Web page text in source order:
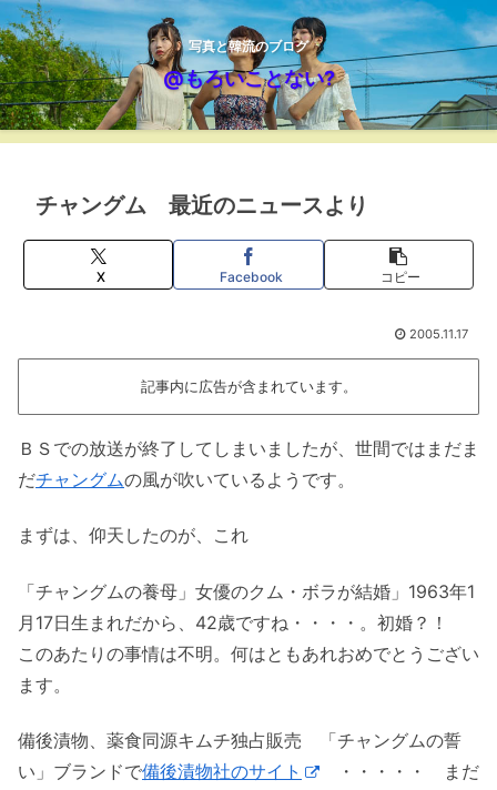
写真と韓流のブログ
@もろいことない?
チャングム 最近のニュースより
X Facebook コピー
2005.11.17
記事内に広告が含まれています。
ＢＳでの放送が終了してしまいましたが、世間ではまだま
だチャングムの風が吹いているようです。
まずは、仰天したのが、これ
「チャングムの養母」女優のクム・ボラが結婚」1963年1
月17日生まれだから、42歳ですね・・・・。初婚？！
このあたりの事情は不明。何はともあれおめでとうござい
ます。
備後漬物、薬食同源キムチ独占販売 「チャングムの誓
い」ブランドで備後漬物社のサイト
・・・・・ まだ